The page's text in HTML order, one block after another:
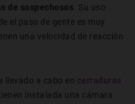
de sospechosos . Su uso
el paso de gente es muy
una velocidad de reacción
llevado a cabo en cerraduras
instalada una cámara